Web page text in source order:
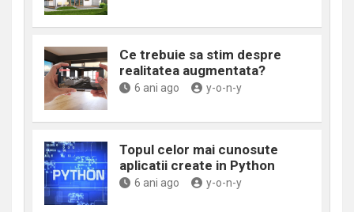
Ce trebuie sa stim despre
realitatea augmentata?
6 ani ago y-o-n-y
Topul celor mai cunosute
aplicatii create in Python
6 ani ago y-o-n-y